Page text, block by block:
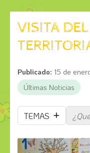
VISITA
Publicado: 15 de
Últimas Noticias
TEMAS